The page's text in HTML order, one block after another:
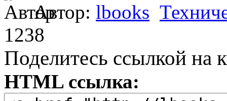
Автор: lbooks
1238
Поделитесь ссылкой на
HTML ссылка: